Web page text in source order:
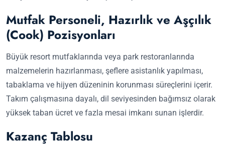
Mutfak Personeli, Hazırlık ve Aşçılık
(Cook) Pozisyonları
Büyük resort mutfaklarında veya park restoranlarında
malzemelerin hazırlanması, şeflere asistanlık yapılması,
tabaklama ve hijyen düzeninin korunması süreçlerini içerir.
Takım çalışmasına dayalı, dil seviyesinden bağımsız olarak
yüksek taban ücret ve fazla mesai imkanı sunan işlerdir.
Kazanç Tablosu